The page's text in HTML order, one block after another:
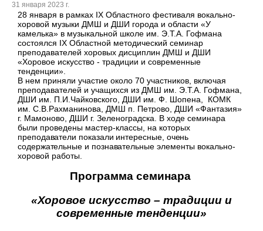
31 января 2023 г.
28 января в рамках IX Областного фестиваля вокально-
хоровой музыки ДМШ и ДШИ города и области «У
камелька» в музыкальной школе им. Э.Т.А. Гофмана
состоялся IX Областной методический семинар
преподавателей хоровых дисциплин ДМШ и ДШИ
«Хоровое искусство - традиции и современные
тенденции».
В нем приняли участие около 70 участников, включая
преподавателей и учащихся из ДМШ им. Э.Т.А. Гофмана,
ДШИ им. П.И.Чайковского, ДШИ им. Ф. Шопена, КОМК
им. С.В.Рахманинова, ДМШ п. Петрово, ДШИ «Фантазия»
г. Мамоново, ДШИ г. Зеленоградска. В ходе семинара
были проведены мастер-классы, на которых
преподаватели показали интересные, очень
содержательные и познавательныеэлементы вокально-
хоровой работы.
Программа семинара
«Хоровое искусство – традиции и
современные тенденции»